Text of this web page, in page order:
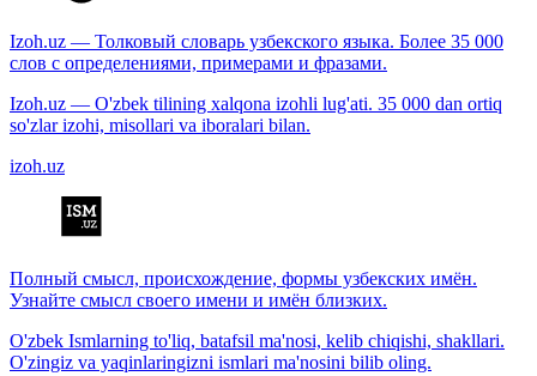
Izoh.uz — Толковый словарь узбекского языка. Более 35 000
слов с определениями, примерами и фразами.
Izoh.uz — O'zbek tilining xalqona izohli lug'ati. 35 000 dan ortiq
so'zlar izohi, misollari va iboralari bilan.
izoh.uz
Полный смысл, происхождение, формы узбекских имён.
Узнайте смысл своего имени и имён близких.
O'zbek Ismlarning to'liq, batafsil ma'nosi, kelib chiqishi, shakllari.
O'zingiz va yaqinlaringizni ismlari ma'nosini bilib oling.